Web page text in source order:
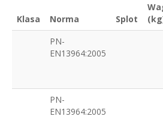
Klasa Norma Splot
PN-
EN13964:2005
PN-
EN13964:2005